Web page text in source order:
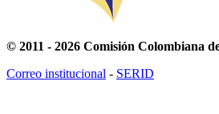
© 2011 - 2026 Comisión Colombiana
Correo institucional - SERID